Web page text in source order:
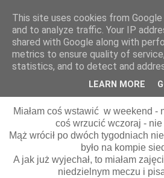
02 czerwca 2015
Piłka rządzi!;)
Miałam coś wstawić w weekend -
coś wrzucić wczoraj - nie
Mąż wrócił po dwóch tygodniach
było na kompie
A jak już wyjechał, to miałam
niedzielnym meczu i
This site uses cookies from
and to analyze traffic. Your IP
shared with Google along with
metrics to ensure quality of
statistics, and to detect and
LEARN MORE